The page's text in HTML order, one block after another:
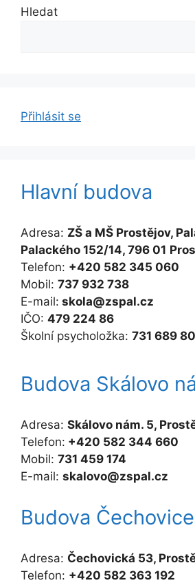
Hledat
Přihlásit se
Hlavní budova
Adresa: ZŠ a MŠ Prostějov,
Palackého 152/14, 796 01
Telefon: +420 582 345 060
Mobil: 737 932 738
E-mail: skola@zspal.cz
IČO: 479 224 86
Školní psycholožka: 731 689
Budova Skálovo
Adresa: Skálovo nám. 5,
Telefon: +420 582 344 660
Mobil: 731 459 174
E-mail: skalovo@zspal.cz
Budova Čechovice
Adresa: Čechovická 53,
Telefon: +420 582 363 192